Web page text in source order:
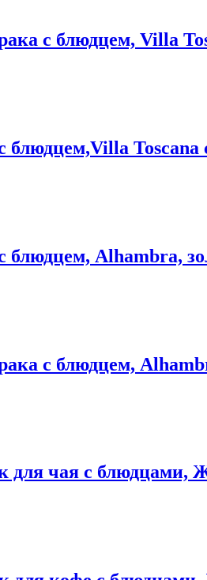
с блюдцем, Villa
Toscana
Alhambra,
с блюдцем,
для чая с блюдцами,